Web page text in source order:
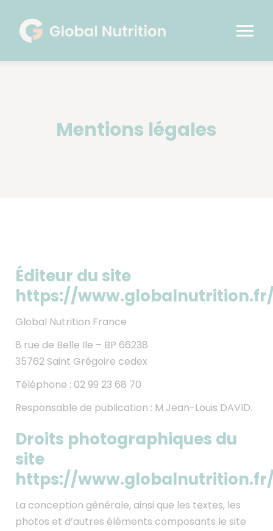
Mentions légales
Éditeur du site
https://
Global Nutrition France
8 rue de Belle Ile – BP 66238
35762 Saint Grégoire cedex
Téléphone : 02 99 23 68 70
Responsable de publication : M Jean-Louis DAVID.
Droits photographiques du
site
https://
La conception générale, ainsi que les textes, les
photos et d’autres éléments composants le site